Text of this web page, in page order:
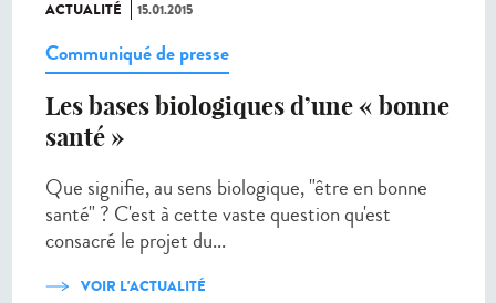
ACTUALITÉ 15.01.2015
Communiqué de presse
Les bases biologiques d’une « bonne
santé »
Que signifie, au sens biologique, "être en bonne
santé" ? C'est à cette vaste question qu'est
consacré le projet du...
VOIR L'ACTUALITÉ